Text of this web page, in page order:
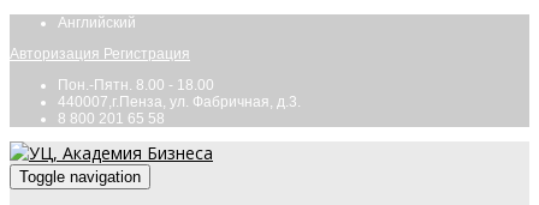
Английский
Авторизация Регистрация
Пон.-Пятн. 8.00 - 18.00
440007,г.Пенза, ул. Фабричная, д.3.
8 800 201 65 58
Toggle navigation